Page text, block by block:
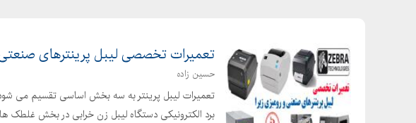
تعمیرات تخصصی لیبل پرینترهای
حسین زاده
تعمیرات لیبل پرینتر به سه بخش اساسی تقسیم می شود
برد الکترونیکی دستگاه لیبل زن خرابی در بخش غلطک